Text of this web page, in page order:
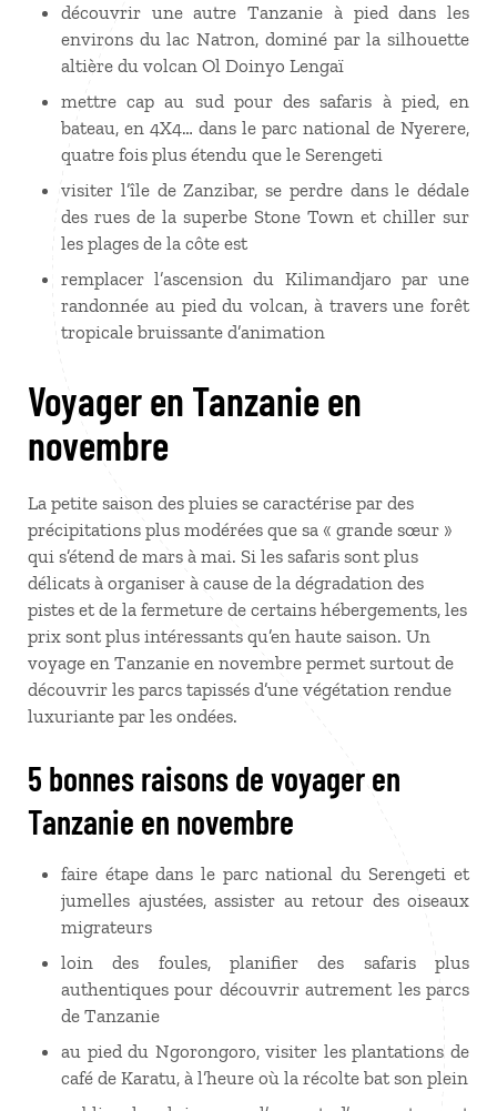
découvrir une autre Tanzanie à pied dans les
environs du lac Natron, dominé par la silhouette
altière du volcan Ol Doinyo Lengaï
mettre cap au sud pour des safaris à pied, en
bateau, en 4X4… dans le parc national de Nyerere,
quatre fois plus étendu que le Serengeti
visiter l’île de Zanzibar, se perdre dans le dédale
des rues de la superbe Stone Town et chiller sur
les plages de la côte est
remplacer l’ascension du Kilimandjaro par une
randonnée au pied du volcan, à travers une forêt
tropicale bruissante d’animation
Voyager en Tanzanie en
novembre
La petite saison des pluies se caractérise par des
précipitations plus modérées que sa « grande sœur »
qui s’étend de mars à mai. Si les safaris sont plus
délicats à organiser à cause de la dégradation des
pistes et de la fermeture de certains hébergements, les
prix sont plus intéressants qu’en haute saison. Un
voyage en Tanzanie en novembre permet surtout de
découvrir les parcs tapissés d’une végétation rendue
luxuriante par les ondées.
5 bonnes raisons de voyager en
Tanzanie en novembre
faire étape dans le parc national du Serengeti et
jumelles ajustées, assister au retour des oiseaux
migrateurs
loin des foules, planifier des safaris plus
authentiques pour découvrir autrement les parcs
de Tanzanie
au pied du Ngorongoro, visiter les plantations de
café de Karatu, à l’heure où la récolte bat son plein